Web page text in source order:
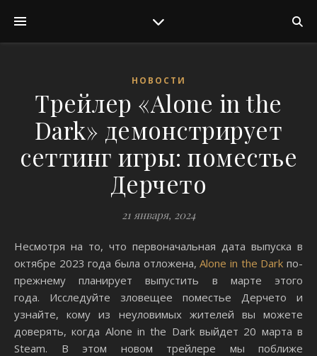
НОВОСТИ
Трейлер «Alone in the
Dark» демонстрирует
сеттинг игры: поместье
Дерчето
21 января, 2024
Несмотря на то, что первоначальная дата выпуска в
октябре 2023 года была отложена,Alone in the Dark по-
прежнему планирует выпустить в марте этого
года. Исследуйте зловещее поместье Дерчето и
узнайте, кому из неуловимых жителей вы можете
доверять, когда Alone in the Dark выйдет 20 марта в
Steam. В этом новом трейлере мы поближе